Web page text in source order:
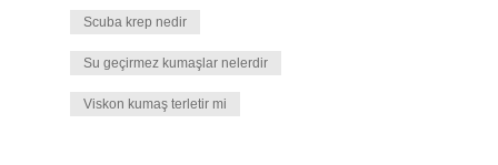
Scuba krep nedir
Su geçirmez kumaşlar nelerdir
Viskon kumaş terletir mi